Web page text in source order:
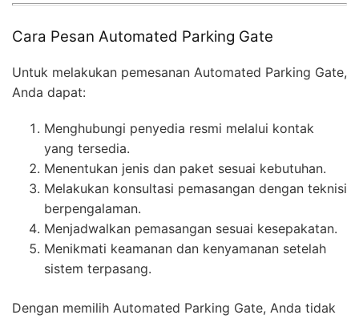
Cara Pesan Automated Parking Gate
Untuk melakukan pemesanan Automated Parking Gate,
Anda dapat:
Menghubungi penyedia resmi melalui kontak
yang tersedia.
Menentukan jenis dan paket sesuai kebutuhan.
Melakukan konsultasi pemasangan dengan teknisi
berpengalaman.
Menjadwalkan pemasangan sesuai kesepakatan.
Menikmati keamanan dan kenyamanan setelah
sistem terpasang.
Dengan memilih Automated Parking Gate, Anda tidak